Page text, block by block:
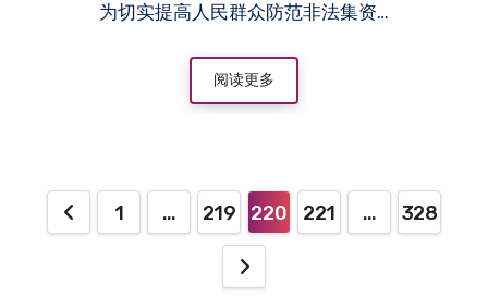
为切实提高人民群众防范非法集资…
阅读更多
1 … 219 220 221 … 328